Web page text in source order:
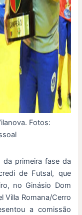
Fotos:
primeira fase da
de Futsal, que
no Ginásio Dom
Villa Romana/Cerro
a comissão